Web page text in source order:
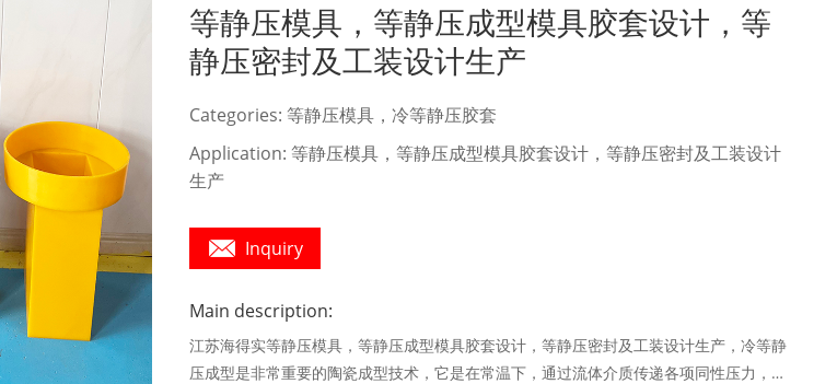
等静压模具，等静压成型模具胶套设计，等
静压密封及工装设计生产
Categories: 等静压模具，冷等静压胶套
Application: 等静压模具，等静压成型模具胶套设计，等静压密封及工装设计
生产
Inquiry
Main description:
江苏海得实等静压模具，等静压成型模具胶套设计，等静压密封及工装设计生产，冷等静
压成型是非常重要的陶瓷成型技术，它是在常温下，通过流体介质传递各项同性压力，而